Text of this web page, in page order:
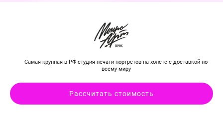
Самая крупная в РФ студия печати портретов на холсте с доставкой по
всему миру
Рассчитать стоимость